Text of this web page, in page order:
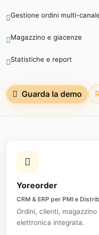
Gestione ordini multi-
Magazzino e giacenze
Statistiche e report
Guarda la demo
Yoreorder
CRM & ERP per PMI e
Ordini, clienti,
elettronica integrata.